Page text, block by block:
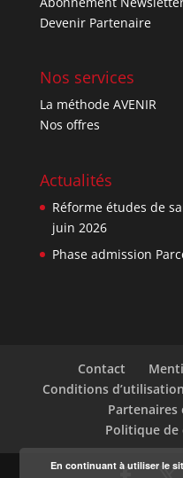
Devenir Partenaire
Nos services
La méthode AVENIR
Nos offres
Actualités
Réforme études de
juin 2026
Phase admission
Contact
Conditions d’utilisation
Partenaires
Politique
En continuant à utiliser le